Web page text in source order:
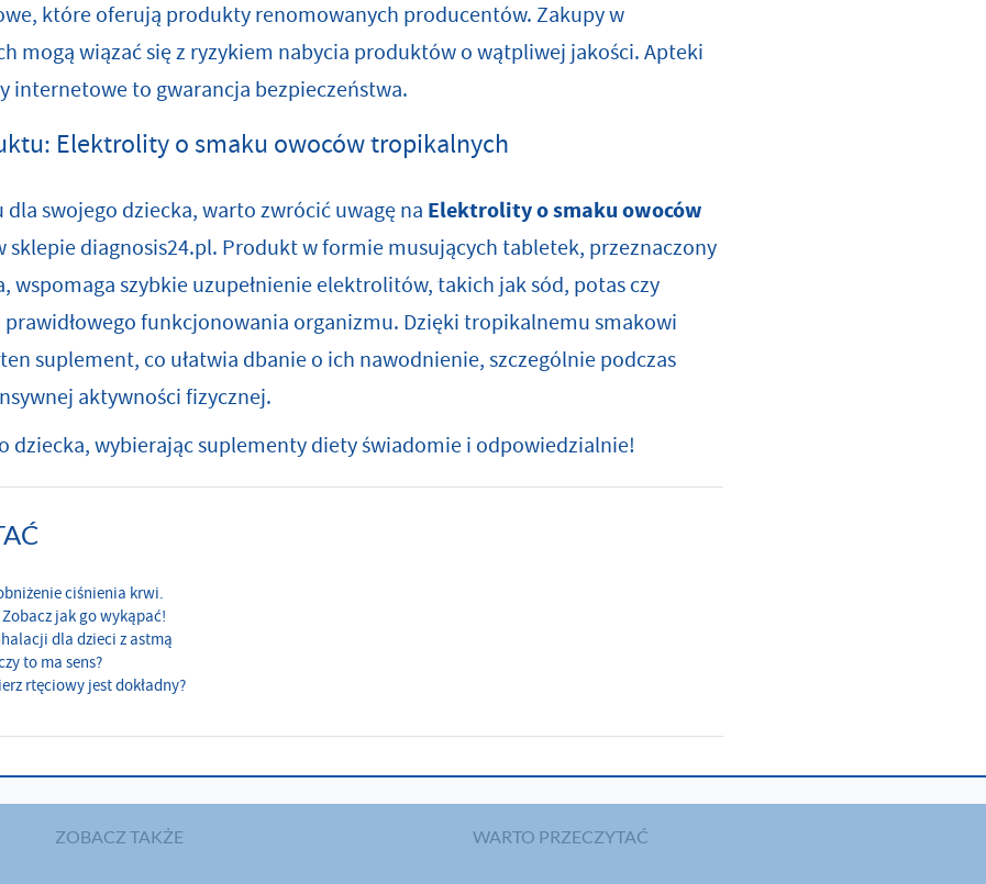
które oferują produkty renomowanych producentów. Zakupy w
mogą wiązać się z ryzykiem nabycia produktów o wątpliwej jakości. Apteki
internetowe to gwarancja bezpieczeństwa.
Elektrolity o smaku owoców tropikalnych
swojego dziecka, warto zwrócić uwagę na Elektrolity o smaku owoców
sklepiediagnosis24.pl. Produkt w formie musujących tabletek, przeznaczony
wspomaga szybkie uzupełnienie elektrolitów, takich jak sód, potas czy
funkcjonowania organizmu. Dzięki tropikalnemu smakowi
suplement, co ułatwia dbanie o ich nawodnienie, szczególnie podczas
aktywności fizycznej.
dziecka, wybierając suplementy diety świadomie i odpowiedzialnie!
ciśnienia krwi.
jak go wykąpać!
dla dzieci z astmą
to ma sens?
rtęciowy jest dokładny?
ZOBACZ TAKŻE WARTO PRZECZYTAĆ